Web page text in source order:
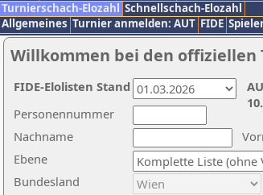
Turnierschach-Elozahl Schnellschach-Elozahl
Allgemeines Turnier anmelden: AUT FIDE
Willkommen bei den offiziellen
Nachname
Ebene
Personennummer
Bundesland
FIDE-Elolisten Stand